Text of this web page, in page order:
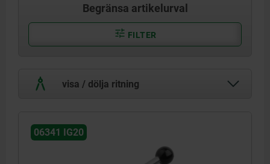
Begränsa artikelurval
FILTER
visa / dölja ritning
06341 IG20